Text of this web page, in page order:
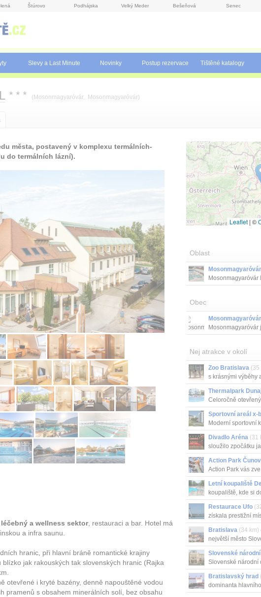
Štúrovo Podhájska Velký Meder Bešeňová Senec
Slevy a Last Minute Novinky Postup rezervace Tištěné katalogy
★ ★ ★
( Mosonmagyaróvár, Mosonmagyaróvár)
města, postavený v komplexu termálních-
do termálních lázní).
léčebný a wellness sektor, restauraci a bar. Hotel má
finskou a infra saunu.
hranic, při hlavní bráně romantické krajiny
jak rakouských tak slovenských hranic (Rajka
otevřené i kryté bazény, denně napouštěné vodou
pramenů s obsahem minerálních solí, bez obsahu
Leaflet | ©
Oblast
Mosonmagyaróvár
Mosonmagyaróvár
od Győ...
Obec
Mosonmagyaróvár
Mosonmagyaróvár
ú...
Nej atrakce v okolí
Zoo Bratislava (35
s krásnými výběhy
Thermalpark
Celoročně
bezbariérovým...
Sportovní areál x-
Moderní sportovní
Divadlo Aréna (31
sloužilo zpočátku
Action Park
Action Park vás
Letní koupaliště
koupaliště, kde si
Restaurace Ufo
získala prestižní
Bratislava (34 km)
největší město
Slovenské
Slovenské národní
Bratislavský hrad
dominanta